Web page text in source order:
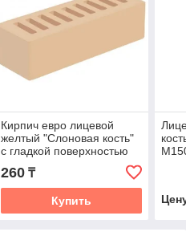
Кирпич евро лицевой
желтый "Слоновая кость"
с гладкой поверхностью
М175. Россия
260₸
Купить